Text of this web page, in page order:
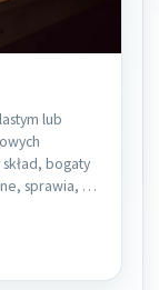
lub
bogaty
sprawia, że